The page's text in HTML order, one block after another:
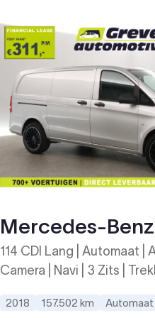
Mercedes-
114 CDI Lang | Automaat |
Camera | Navi | 3 Zits |
2018 157.502 km Automaat